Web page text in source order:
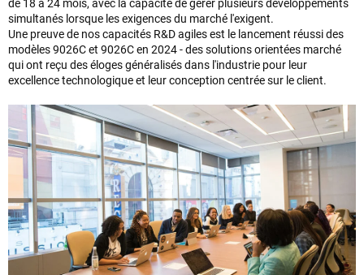
de 18 à 24 mois, avec la capacité de gérer plusieurs développements
simultanés lorsque les exigences du marché l'exigent.
Une preuve de nos capacités R&D agiles est le lancement réussi des
modèles 9026C et 9026C en 2024 - des solutions orientées marché
qui ont reçu des éloges généralisés dans l'industrie pour leur
excellence technologique et leur conception centrée sur le client.